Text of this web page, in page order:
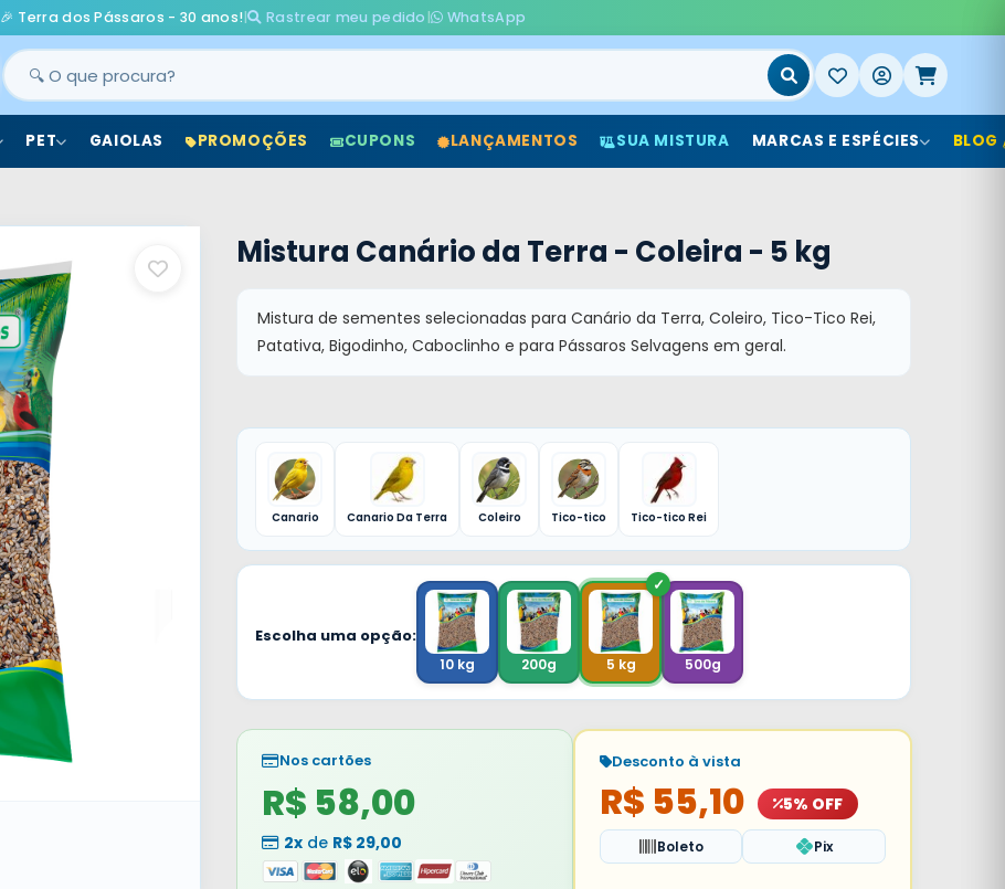
🎉 Terra dos Pássaros - 30 anos!| Rastrear meu pedido| WhatsApp
PET GAIOLAS PROMOÇÕES CUPONS LANÇAMENTOS SUA MISTURA MARCAS E ESPÉCIES BLOG
Mistura Canário da Terra - Coleira - 5 kg
Mistura de sementes selecionadas para Canário da Terra, Coleiro, Tico-Tico Rei,
Patativa, Bigodinho, Caboclinho e para Pássaros Selvagens em geral.
Canario Canario Da Terra Coleiro Tico-tico Tico-tico Rei
Escolha uma opção:
10 kg 200g 5 kg 500g
Nos cartões
R$ 58,00
2x de R$ 29,00
Desconto à vista
R$ 55,10 5% OFF
Boleto Pix